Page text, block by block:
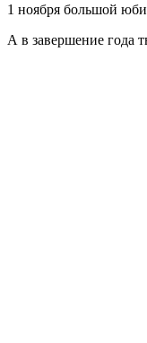
1 ноября большой
А в завершение года